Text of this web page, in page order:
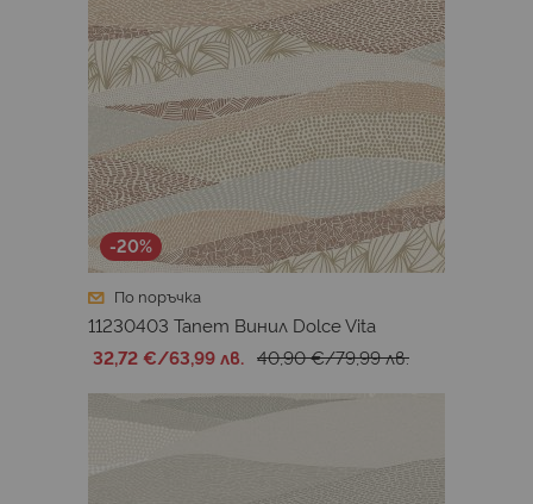
-20%
По поръчка
11230403 Тапет Винил Dolce Vita
32,72 €/63,99 лв. 40,90 €/79,99 лв.